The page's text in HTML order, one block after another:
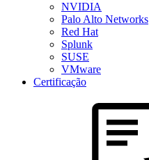
NVIDIA
Palo Alto Networks
Red Hat
Splunk
SUSE
VMware
Certificação